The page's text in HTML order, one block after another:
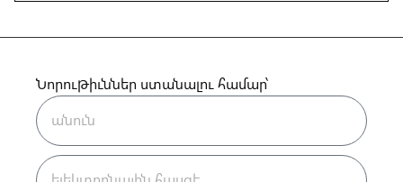
Նորութիւններ ստանալու համար՝